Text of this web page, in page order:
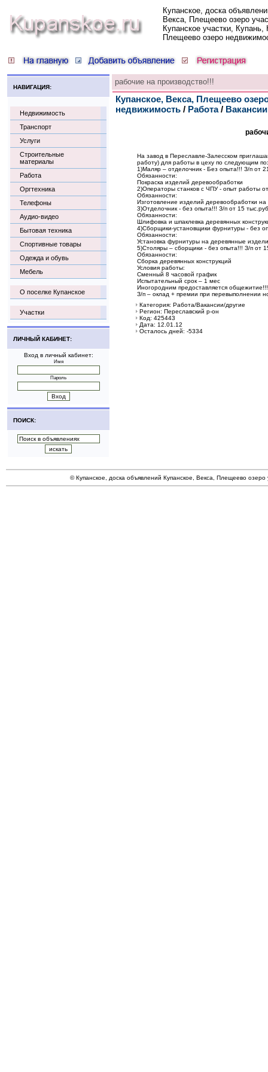
Купанское, доска
Векса, Плещеево озеро
Купанское участки, Купань,
Плещеево озеро
НАВИГАЦИЯ:
Недвижимость
Транспорт
Услуги
Строительные
материалы
Работа
Оргтехника
Телефоны
Аудио-видео
Бытовая техника
Спортивные товары
Одежда и обувь
Мебель
О поселке Купанское
Участки
ЛИЧНЫЙ КАБИНЕТ:
Вход в личный кабинет:
Имя
Пароль
ПОИСК:
рабочие на производство!!!
Купанское, Векса, Плещеево
недвижимость / Работа/ Вакансии
На завод в Переславле-Залесском
работу) для работы в цеху по следующим
1)Маляр – отделочник - Без опыта!!! З/п от
Обязанности:
Покраска изделий деревообработки
2)Операторы станков с ЧПУ - опыт работы
Обязанности:
Изготовление изделий деревообработки
3)Отделочник - без опыта!!! З/п от 15 тыс.руб
Обязанности:
Шлифовка и шпаклевка деревянных
4)Сборщики-установщики фурнитуры - без
Обязанности:
Установка фурнитуры на деревянные
5)Столяры – сборщики - без опыта!!! З/п от
Обязанности:
Сборка деревянных конструкций
Условия работы:
Сменный 8 часовой график
Испытательный срок – 1 мес
Иногородним предоставляется общежитие!!!
З/п – оклад + премии при перевыполнении
Категория: Работа/Вакансии/другие
Регион: Переславский р-он
Код: 425443
Дата: 12.01.12
Осталось дней: -5334
© Купанское, доска объявлений Купанское, Векса, Плещеево